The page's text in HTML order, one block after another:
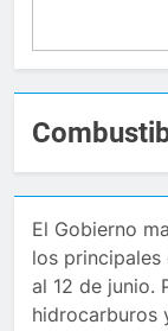
El Gobierno
los principales
al 12 de junio.
hidrocarburos